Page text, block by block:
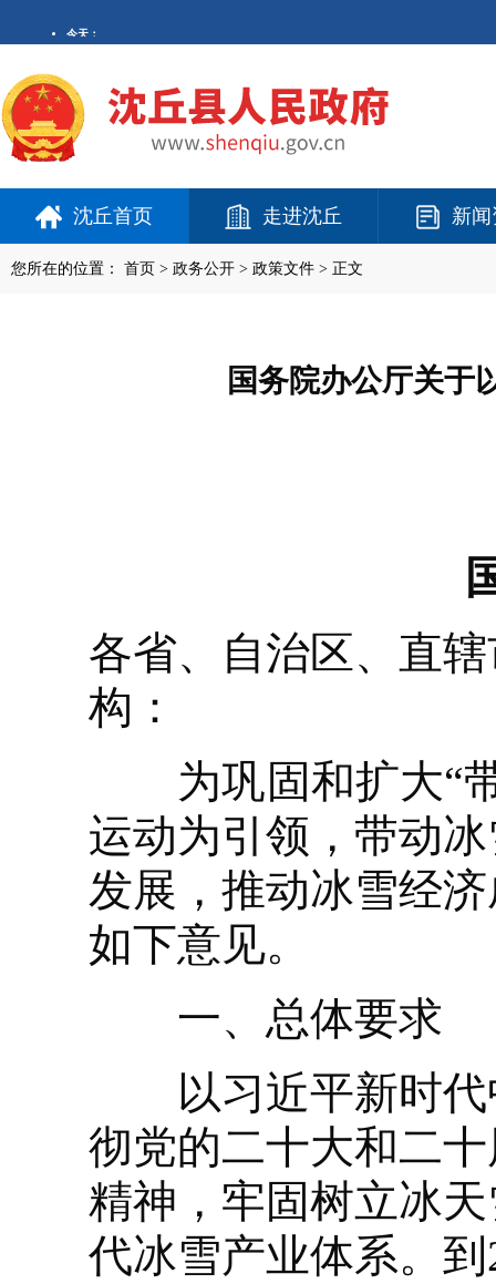
沈丘首页 走进沈丘 新
您所在的位置： 首页 > 政务公开 > 政策文件 > 正文
国务院办公厅关于
各省、自治区、直
构：
为巩固和扩大“带
运动为引领，带动
发展，推动冰雪经
如下意见。
一、总体要求
以习近平新时代
彻党的二十大和二
精神，牢固树立冰
代冰雪产业体系。